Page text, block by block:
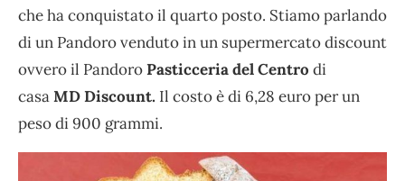
che ha conquistato il quarto posto. Stiamo parlando
di un Pandoro venduto in un supermercato discount
ovvero il PandoroPasticceria del Centro di
casaMD Discount. Il costo è di 6,28 euro per un
peso di 900 grammi.